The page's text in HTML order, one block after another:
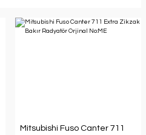
Mitsubishi Fuso Canter 711